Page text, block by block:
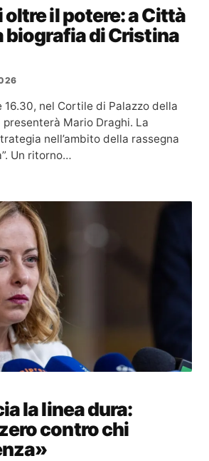
oltre il potere: a Città
biografia di Cristina
16.30, nel Cortile di Palazzo della
Mario Draghi. La
nell’ambito della rassegna
Un ritorno…
la linea dura:
contro chi